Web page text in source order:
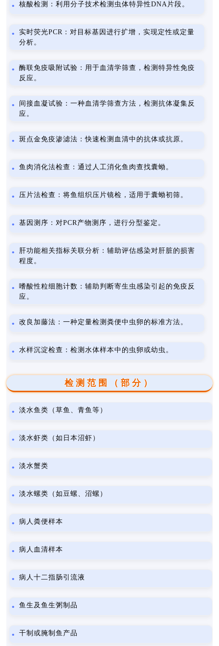
核酸检测：利用分子技术检测虫体特异性DNA片段。
实时荧光PCR：对目标基因进行扩增，实现定性或定量
分析。
酶联免疫吸附试验：用于血清学筛查，检测特异性免疫
反应。
间接血凝试验：一种血清学筛查方法，检测抗体凝集反
应。
斑点金免疫渗滤法：快速检测血清中的抗体或抗原。
鱼肉消化法检查：通过人工消化鱼肉查找囊蚴。
压片法检查：将鱼组织压片镜检，适用于囊蚴初筛。
基因测序：对PCR产物测序，进行分型鉴定。
肝功能相关指标关联分析：辅助评估感染对肝脏的损害
程度。
嗜酸性粒细胞计数：辅助判断寄生虫感染引起的免疫反
应。
改良加藤法：一种定量检测粪便中虫卵的标准方法。
水样沉淀检查：检测水体样本中的虫卵或幼虫。
检测范围（部分）
淡水鱼类（草鱼、青鱼等）
淡水虾类（如日本沼虾）
淡水蟹类
淡水螺类（如豆螺、沼螺）
病人粪便样本
病人血清样本
病人十二指肠引流液
鱼生及鱼生粥制品
干制或腌制鱼产品